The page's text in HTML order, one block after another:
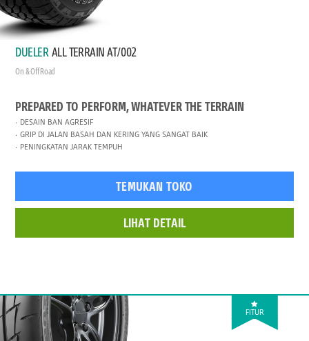
DUELER ALL TERRAIN AT/002
On & Off Road
PREPARED TO PERFORM, WHATEVER THE TERRAIN
DESAIN BAN AGRESIF
GRIP DI JALAN BASAH DAN KERING YANG SANGAT BAIK
PENINGKATAN JARAK TEMPUH
TEMUKAN TOKO
LIHAT DETAIL
FITUR